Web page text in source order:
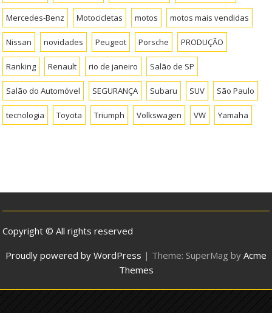
Mercedes-Benz Motocicletas motos motos mais vendidas
Nissan novidades Peugeot Porsche PRODUÇÃO
Ranking Renault rio de janeiro Salão de SP
Salão do Automóvel SEGURANÇA Subaru SUV São Paulo
tecnologia Toyota Triumph Volkswagen VW Yamaha
Copyright © All rights reserved
Proudly powered by WordPress | Theme: SuperMag by Acme
Themes